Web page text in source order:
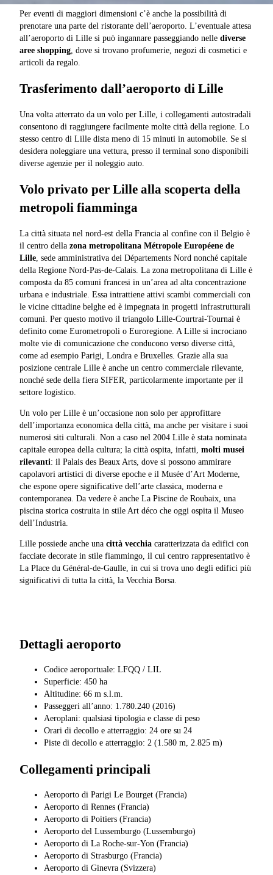
Per eventi di maggiori dimensioni c’è anche la possibilità di
prenotare una parte del ristorante dell’aeroporto. L’eventuale attesa
all’aeroporto di Lille si può ingannare passeggiando nelle diverse
aree shopping , dove si trovano profumerie, negozi di cosmetici e
articoli da regalo.
Trasferimento dall’aeroporto di Lille
Una volta atterrato da un volo per Lille, i collegamenti autostradali
consentono di raggiungere facilmente molte città della regione. Lo
stesso centro di Lille dista meno di 15 minuti in automobile. Se si
desidera noleggiare una vettura, presso il terminal sono disponibili
diverse agenzie per il noleggio auto.
Volo privato per Lille alla scoperta della
metropoli fiamminga
La città situata nel nord-est della Francia al confine con il Belgio è
il centro della zona metropolitana Métropole Européene de
Lille , sede amministrativa dei Départements Nord nonché capitale
della Regione Nord-Pas-de-Calais. La zona metropolitana di Lille è
composta da 85 comuni francesi in un’area ad alta concentrazione
urbana e industriale. Essa intrattiene attivi scambi commerciali con
le vicine cittadine belghe ed è impegnata in progetti infrastrutturali
comuni. Per questo motivo il triangolo Lille-Courtrai-Tournai è
definito come Eurometropoli o Euroregione. A Lille si incrociano
molte vie di comunicazione che conducono verso diverse città,
come ad esempio Parigi, Londra e Bruxelles. Grazie alla sua
posizione centrale Lille è anche un centro commerciale rilevante,
nonché sede della fiera SIFER, particolarmente importante per il
settore logistico.
Un volo per Lille è un’occasione non solo per approfittare
dell’importanza economica della città, ma anche per visitare i suoi
numerosi siti culturali. Non a caso nel 2004 Lille è stata nominata
capitale europea della cultura; la città ospita, infatti, molti musei
rilevanti: il Palais des Beaux Arts, dove si possono ammirare
capolavori artistici di diverse epoche e il Musée d’Art Moderne,
che espone opere significative dell’arte classica, moderna e
contemporanea. Da vedere è anche La Piscine de Roubaix, una
piscina storica costruita in stile Art déco che oggi ospita il Museo
dell’Industria.
Lille possiede anche una città vecchia caratterizzata da edifici con
facciate decorate in stile fiammingo, il cui centro rappresentativo è
La Place du Général-de-Gaulle, in cui si trova uno degli edifici più
significativi di tutta la città, la Vecchia Borsa.
Dettagli aeroporto
Codice aeroportuale: LFQQ / LIL
Superficie: 450 ha
Altitudine: 66 m s.l.m.
Passeggeri all’anno: 1.780.240 (2016)
Aeroplani: qualsiasi tipologia e classe di peso
Orari di decollo e atterraggio: 24 ore su 24
Piste di decollo e atterraggio: 2 (1.580 m, 2.825 m)
Collegamenti principali
Aeroporto di Parigi Le Bourget (Francia)
Aeroporto di Rennes (Francia)
Aeroporto di Poitiers (Francia)
Aeroporto del Lussemburgo (Lussemburgo)
Aeroporto di La Roche-sur-Yon (Francia)
Aeroporto di Strasburgo (Francia)
Aeroporto di Ginevra (Svizzera)